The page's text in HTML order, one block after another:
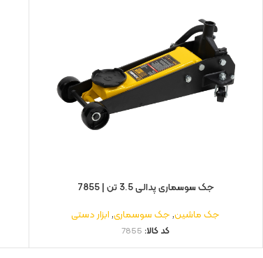
جک سوسماری پدالی 3.5 تن | 7855
جک ماشین,جک سوسماری,ابزار دستی
کد کالا: 7855